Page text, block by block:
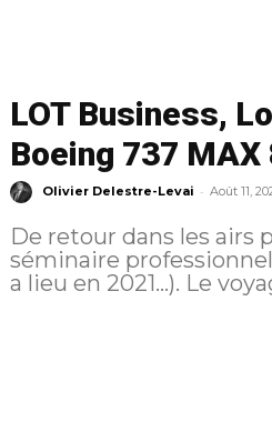
LOT Business,
Boeing 737
Olivier Delestre-Levai - Août 11,
De retour dans les airs
séminaire
a lieu en